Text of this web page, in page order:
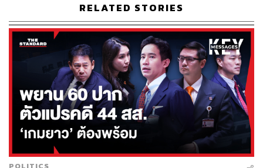
ของขั้นตอนการสำรวจรังวัดแปลงที่ดิน สภาพพื้นที่ไม่เหมาะ
สม ขัดแย้งกับการเป็นพื้นที่เกษตรปกติ ซึ่งอันที่จริงการได้มา
ซึ่งสิทธิในที่ ส.ป.ก. นั้นต้องผ่านขั้นตอนการตรวจสอบ
พิจารณาหลายขั้น ทั้งชั้นเอกสารที่ต้องตรวจสอบคุณสมบัติ
ขั้นสำรวจรังวัดแปลงที่ดิน การสอบสวนสิทธิ ตรวจสอบบัญชี
คัดเลือกเกษตรกร ตรวจสอบระยะเวลาการถือครองที่ดิน หรือ
การแจ้งผลและคัดค้าน
ตัวอย่างกรณีนี้ จำนวนหลายแปลงพบว่าผู้ใหญ่บ้านในพื้นที่ไม่
ทราบว่าบุคคลที่มีชื่อได้รับการจัดสรรคือใคร ไม่พบว่าเป็น
ชาวบ้านที่ทำกินอยู่ในพื้นที่ เป็นเหตุให้เกิดข้อสงสัยว่าผู้ได้รับ
การจัดสรรเป็นเกษตรกรตัวจริงหรือไม่ ส่อให้เห็นว่ามีความ
RELATED STORIES